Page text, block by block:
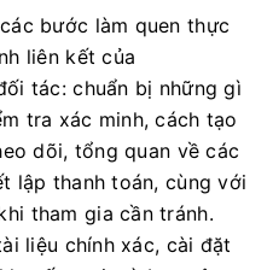
bước làm quen thực
liên kết của
tác: chuẩn bị những gì
tra xác minh, cách tạo
dõi, tổng quan về các
lập thanh toán, cùng với
tham gia cần tránh.
liệu chính xác, cài đặt